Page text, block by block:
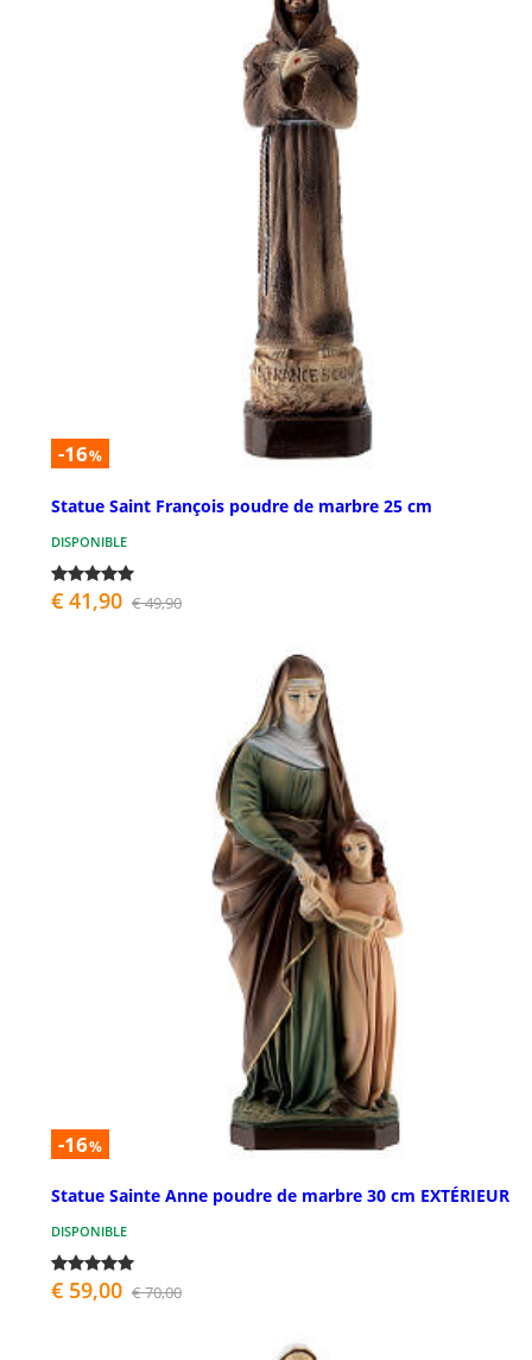
-16%
Statue Saint François poudre de marbre 25 cm
DISPONIBLE
€ 41,90 € 49,90
-16%
Statue Sainte Anne poudre de marbre 30 cm EXTÉRIEUR
DISPONIBLE
€ 59,00 € 70,00